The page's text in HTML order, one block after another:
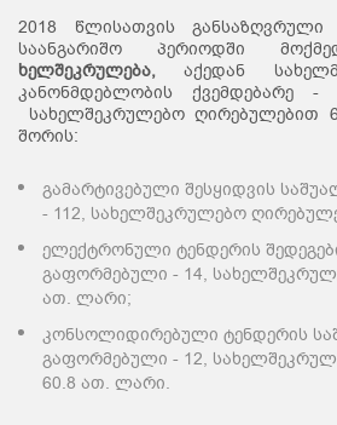
2018 წლისათვის განსაზღვრული
საანგარიშო პერიოდში
ხელშეკრულება, აქედან
კანონმდებლობის ქვემდებარე -
სახელშეკრულებო ღირებულებით
შორის:
გამარტივებული შესყიდვის
- 112, სახელშეკრულებო
ელექტრონული ტენდერის
გაფორმებული - 14,
ათ. ლარი;
კონსოლიდირებული ტენდერის
გაფორმებული - 12,
60.8 ათ. ლარი.